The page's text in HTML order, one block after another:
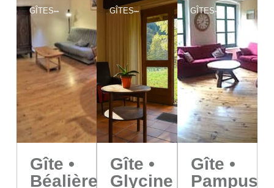
GÎTES
Gîte •
Béalière
GÎTES
Gîte •
Glycine
GÎTES
Gîte •
Pampus